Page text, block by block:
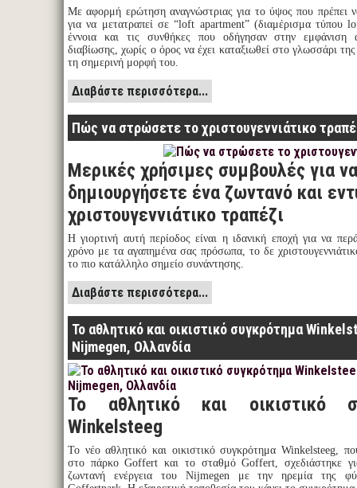
Με αφορμή ερώτηση αναγνώστριας για το ύψος που πρέπει
για να μετατραπεί σε “loft apartment” (διαμέρισμα τύπου
έννοια και τις συνθήκες που οδήγησαν στην
διαβίωσης, χωρίς ο όρος να έχει καταξιωθεί στο γλωσσάρι της
τη σημερινή μορφή του.
Διαβάστε περισσότερα...
Πώς να στρώσετε το χριστουγεννιάτικο
Μερικές χρήσιμες συμβουλές για να
δημιουργήσετε ένα ζωντανό και
χριστουγεννιάτικο τραπέζι
Η γιορτινή αυτή περίοδος είναι η ιδανική εποχή για να
χρόνο με τα αγαπημένα σας πρόσωπα, το δε
το πιο κατάλληλο σημείο συνάντησης.
Διαβάστε περισσότερα...
To αθλητικό και οικιστικό συγκρότημα
Nijmegen, Ολλανδία
To αθλητικό και οικιστικό
Winkelsteeg
Το νέο αθλητικό και οικιστικό συγκρότημα Winkelsteeg,
στο πάρκο Goffert και το σταθμό Goffert, σχεδιάστηκε
ζωντανή ενέργεια του Nijmegen με την ηρεμία της